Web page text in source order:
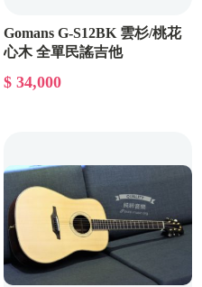
Gomans G-S12BK 雲杉/桃花
心木 全單民謠吉他
$ 34,000